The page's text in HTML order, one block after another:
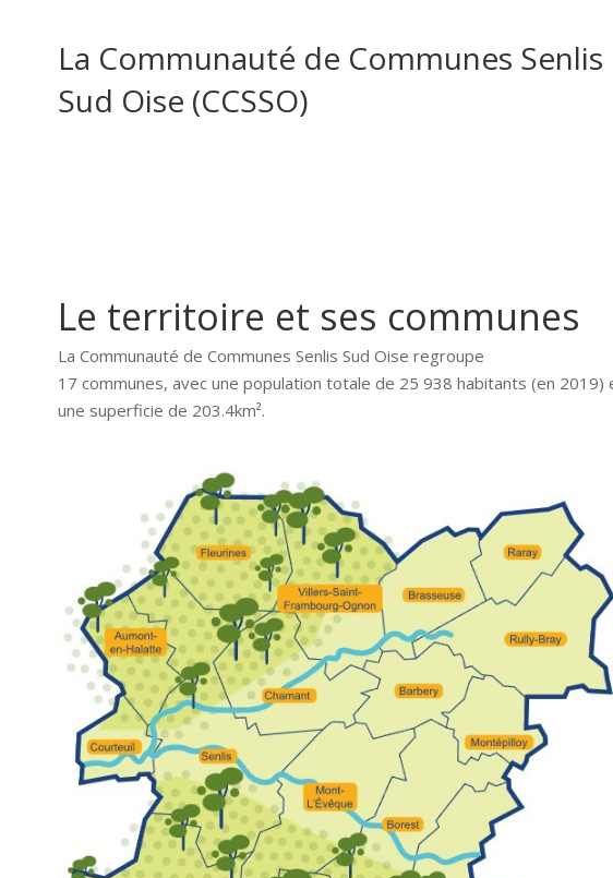
La Communauté de Communes Senlis
Sud Oise (CCSSO)
Le territoire et ses communes
La Communauté de Communes Senlis Sud Oise regroupe
17 communes, avec une population totale de 25 938 habitants (en 2019)
une superficie de 203.4km².